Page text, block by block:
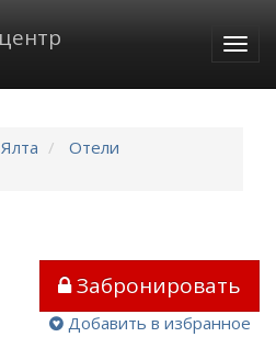
Ялта
Отели
Забронировать
Добавить в избранное